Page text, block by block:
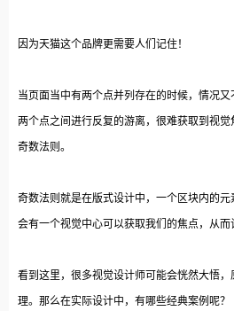
因为天猫这个品牌更需要人们记住！
当页面当中有两个点并列存在的时候，情况
两个点之间进行反复的游离，很难获取到视
奇数法则。
奇数法则就是在版式设计中，一个区块内的
会有一个视觉中心可以获取我们的焦点，从而
看到这里，很多视觉设计师可能会恍然大悟
理。那么在实际设计中，有哪些经典案例呢？